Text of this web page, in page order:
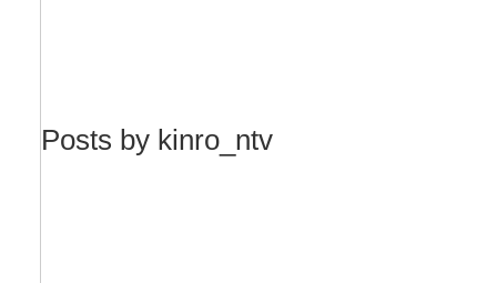
Posts by kinro_ntv